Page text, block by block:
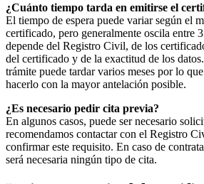
¿Cuánto tiempo tarda en emitirse el
El tiempo de espera puede variar según el
certificado, pero generalmente oscila entre
depende del Registro Civil, de los
del certificado y de la exactitud de los
trámite puede tardar varios meses por lo
hacerlo con la mayor antelación posible.
¿Es necesario pedir cita previa?
En algunos casos, puede ser necesario
recomendamos contactar con el Registro
confirmar este requisito. En caso de
será necesaria ningún tipo de cita.